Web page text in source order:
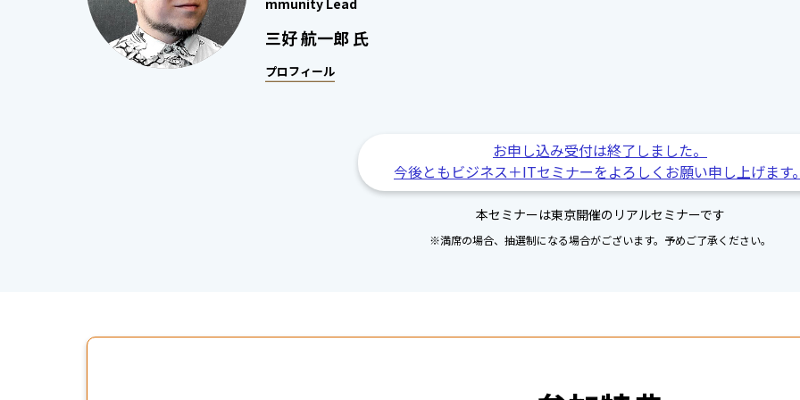
mmunity Lead
三好 航一郎 氏
プロフィール
お申し込み受付は終了しました。
今後ともビジネス＋ITセミナーをよろしくお願い申し上げます
本セミナーは東京開催のリアルセミナーです
※満席の場合、抽選制になる場合がございます。予めご了承ください。